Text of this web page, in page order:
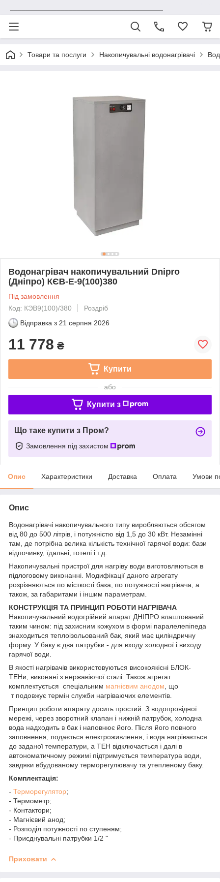
Товари та послуги Накопичувальні водонагрівачі
Водонагрівач накопичувальний Dnipro
(Дніпро) КЄВ-Е-9(100)380
Під замовлення
Код: КЭВ9(100)/380
Роздріб
Відправка з 21 серпня 2026
11 778 ₴
Купити
або
Купити з
Що таке купити з Пром?
Замовлення під захистом
Опис Характеристики Доставка Оплата Умови
Опис
Водонагрівачі накопичувального типу виробляються обсягом
від 80 до 500 літрів, і потужністю від 1,5 до 30 кВт. Незамінні
там, де потрібна велика кількість технічної гарячої води: бази
відпочинку, їдальні, готелі і т.д.
Накопичувальні пристрої для нагріву води виготовляються в
підлоговому виконанні. Модифікації даного агрегату
розрізняються по місткості бака, по потужності нагрівача, а
також, за габаритами і іншим параметрам.
КОНСТРУКЦІЯ ТА ПРИНЦИП РОБОТИ НАГРІВАЧА
Накопичувальний водогрійний апарат ДНІПРО влаштований
таким чином: під захисним кожухом в формі паралелепіпеда
знаходиться теплоізольований бак, який має циліндричну
форму. У баку є два патрубки - для входу холодної і виходу
гарячої води.
В якості нагрівачів використовуються високоякісні БЛОК-
ТЕНи, виконані з нержавіючої сталі. Також агрегат
комплектується спеціальним магнієвим анодом , що
т подовжує термін служби нагріваючих елементів.
Принцип роботи апарату досить простий. З водопровідної
мережі, через зворотний клапан і нижній патрубок, холодна
вода надходить в бак і наповнює його. Після його повного
заповнення, подається електроживлення, і вода нагрівається
до заданої температури, а ТЕН відключається і далі в
автономатичному режимі підтримується температура води,
завдяки вбудованому терморегулювачу та утепленому баку.
Комплектація:
- Терморегулятор;
- Термометр;
- Контактори;
- Магнієвий анод;
- Розподіл потужності по ступеням;
- Приєднувальні патрубки 1/2 "
Приховати